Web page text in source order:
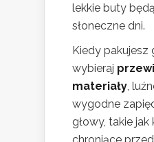
lekkie buty
słoneczne dni.
Kiedy pakujesz
wybieraj
materiały ,
wygodne
głowy, takie jak
chroniące